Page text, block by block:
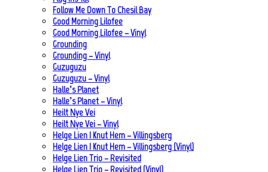
Follow Me Down To Chesil Bay
Good Morning Lilofee
Good Morning Lilofee – Vinyl
Grounding
Grounding – Vinyl
Guzuguzu
Guzuguzu – Vinyl
Halle’s Planet
Halle’s Planet – Vinyl
Heilt Nye Vei
Heilt Nye Vei – Vinyl
Helge Lien | Knut Hem – Villingsberg
Helge Lien | Knut Hem – Villingsberg (Vinyl)
Helge Lien Trio – Revisited
Helge Lien Trio – Revisited (Vinyl)